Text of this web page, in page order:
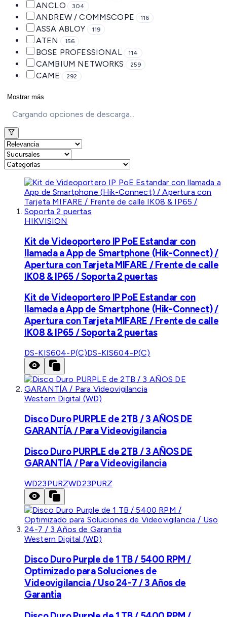
ANCLO 304
ANDREW / COMMSCOPE 116
ASSA ABLOY 119
ATEN 156
BOSE PROFESSIONAL 114
CAMBIUM NETWORKS 259
CAME 292
Mostrar más
Cargando opciones de descarga...
HIKVISION
Kit de Videoportero IP PoE Estandar con
llamada a App de Smartphone (Hik-Connect) /
Apertura con Tarjeta MIFARE / Frente de calle
IK08 & IP65 / Soporta 2 puertas
Kit de Videoportero IP PoE Estandar con
llamada a App de Smartphone (Hik-Connect) /
Apertura con Tarjeta MIFARE / Frente de calle
IK08 & IP65 / Soporta 2 puertas
DS-KIS604-P(C)DS-KIS604-P(C)
Western Digital (WD)
Disco Duro PURPLE de 2TB / 3 AÑOS DE
GARANTÍA / Para Videovigilancia
Disco Duro PURPLE de 2TB / 3 AÑOS DE
GARANTÍA / Para Videovigilancia
WD23PURZWD23PURZ
Western Digital (WD)
Disco Duro Purple de 1 TB / 5400 RPM /
Optimizado para Soluciones de
Videovigilancia / Uso 24-7 / 3 Años de
Garantia